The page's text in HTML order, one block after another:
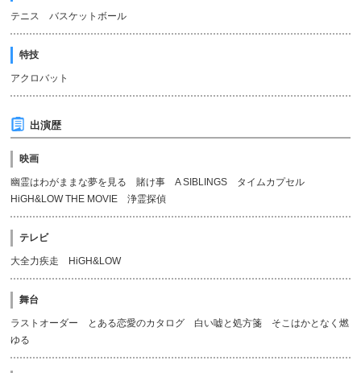
テニス バスケットボール
特技
アクロバット
出演歴
映画
幽霊はわがままな夢を見る 賭け事 A SIBLINGS タイムカプセル
HiGH&LOW THE MOVIE 浄霊探偵
テレビ
大全力疾走 HiGH&LOW
舞台
ラストオーダー とある恋愛のカタログ 白い嘘と処方箋 そこはかとなく燃
ゆる